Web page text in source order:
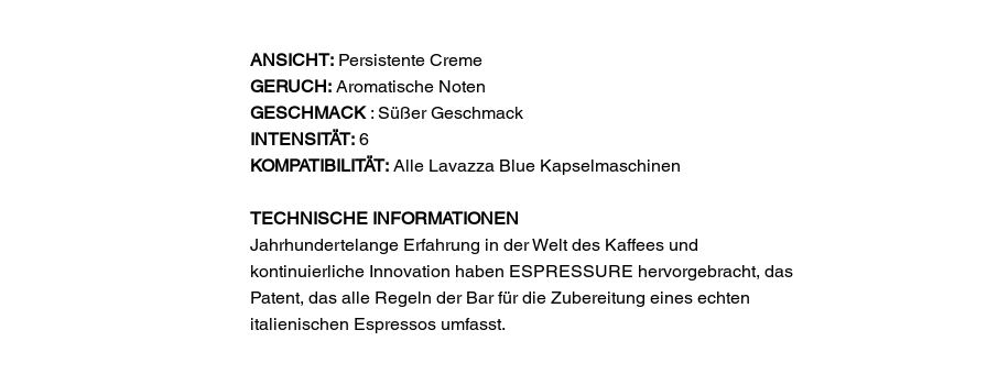
ANSICHT: Persistente Creme
GERUCH: Aromatische Noten
GESCHMACK: Süßer Geschmack
INTENSITÄT: 6
KOMPATIBILITÄT: Alle Lavazza Blue Kapselmaschinen
TECHNISCHE INFORMATIONEN
Jahrhundertelange Erfahrung in der Welt des Kaffees und
kontinuierliche Innovation haben ESPRESSURE hervorgebracht, das
Patent, das alle Regeln der Bar für die Zubereitung eines echten
italienischen Espressos umfasst.